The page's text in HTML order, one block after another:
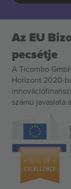
Az EU
pecsétje
A Ticombo
Horizont 2020-
számú javaslata